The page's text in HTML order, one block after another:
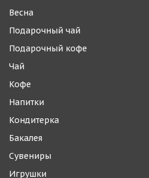
Весна
Подарочный чай
Подарочный кофе
Чай
Кофе
Напитки
Кондитерка
Бакалея
Сувениры
Игрушки